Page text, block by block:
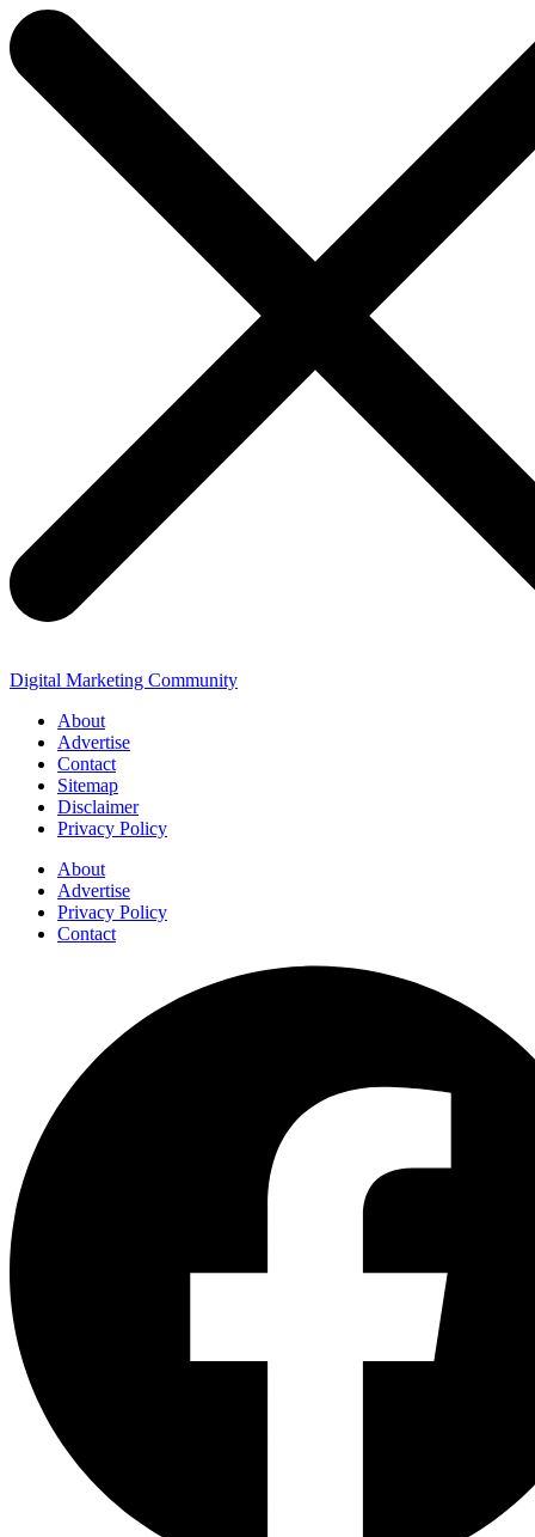
Digital Marketing Community
About
Advertise
Contact
Sitemap
Disclaimer
Privacy Policy
About
Advertise
Privacy Policy
Contact